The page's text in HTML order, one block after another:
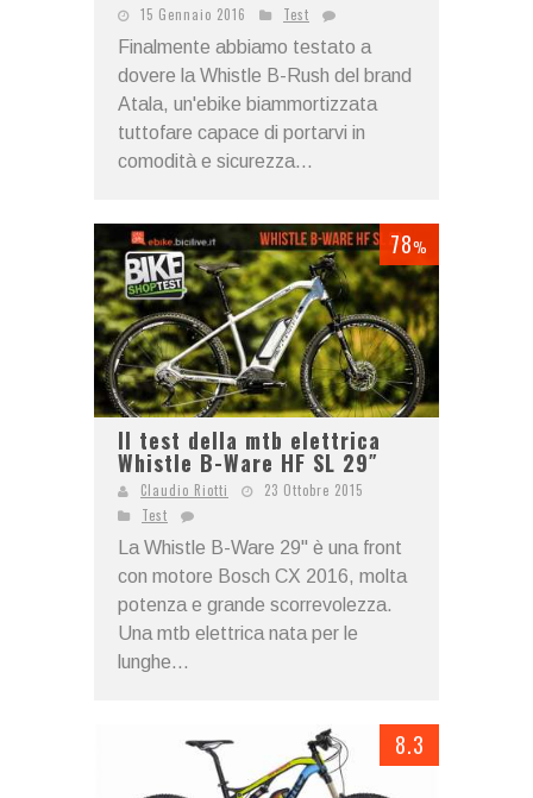
15 Gennaio 2016
Test
Finalmente abbiamo testato a
dovere la Whistle B-Rush del brand
Atala, un'ebike biammortizzata
tuttofare capace di portarvi in
comodità e sicurezza...
78%
Il test della mtb elettrica
Whistle B-Ware HF SL 29″
Claudio Riotti
23 Ottobre 2015
Test
La Whistle B-Ware 29" è una front
con motore Bosch CX 2016, molta
potenza e grande scorrevolezza.
Una mtb elettrica nata per le
lunghe...
8.3